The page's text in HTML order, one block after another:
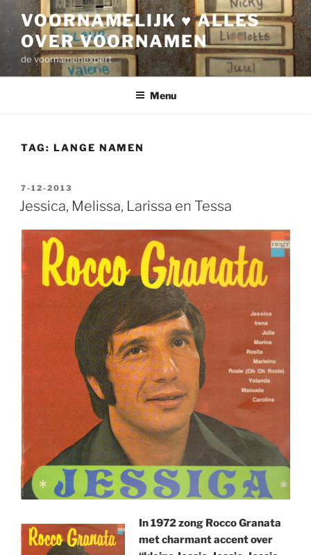
inhoud
VOORNAMELIJK ♥ ALLES
OVER VOORNAMEN
de voornamenexpert
Menu
TAG: LANGE NAMEN
GEPLAATST
OP
7-12-2013
Jessica, Melissa, Larissa en Tessa
In 1972 zong Rocco Granata
met charmant accent over